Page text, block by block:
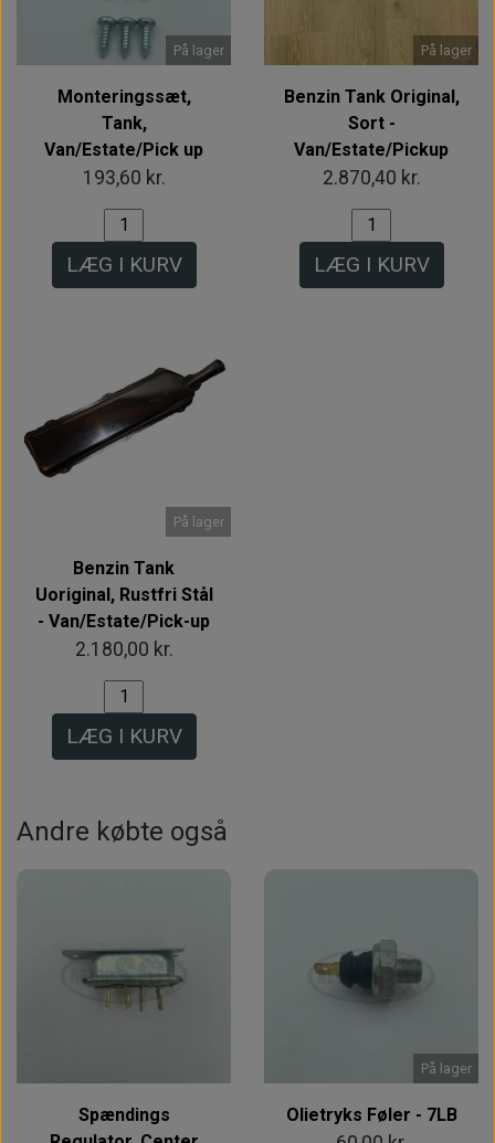
På lager
Monteringssæt,
Tank,
Van/Estate/Pick up
193,60 kr.
LÆG I KURV
På lager
Benzin Tank Original,
Sort -
Van/Estate/Pickup
2.870,40 kr.
LÆG I KURV
På lager
Benzin Tank
Uoriginal, Rustfri Stål
- Van/Estate/Pick-up
2.180,00 kr.
LÆG I KURV
Andre købte også
Spændings
På lager
Olietryks Føler - 7LB